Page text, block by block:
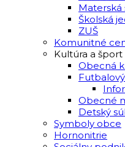
Materská
Školská
ZUŠ
Komunitné
Kultúra a šport
Obecná
Obecné
Detský
Symboly obce
Hornonitrie